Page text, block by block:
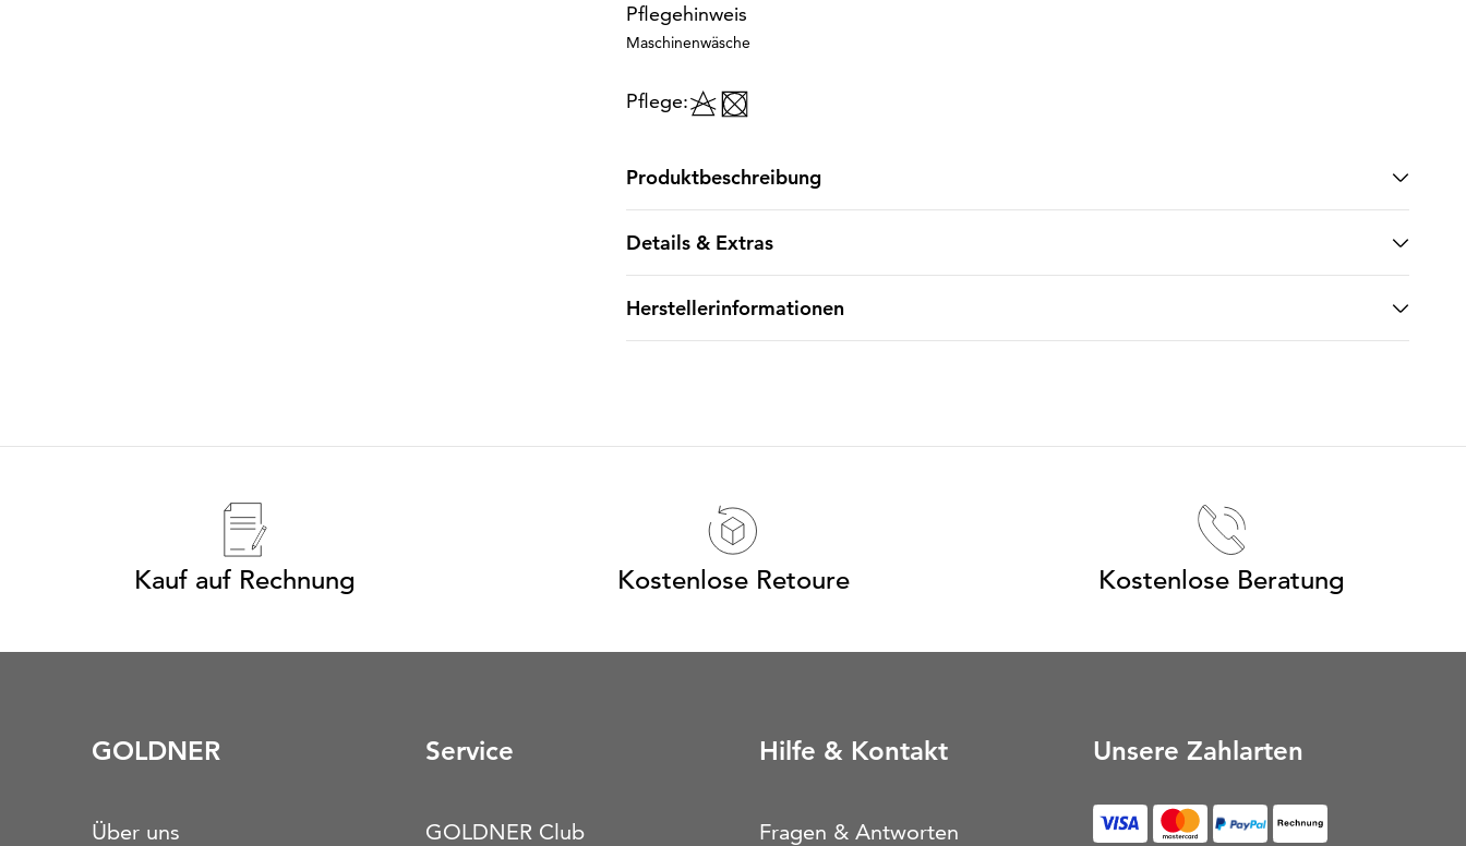
Pflegehinweis
Maschinenwäsche
Pflege:
Produktbeschreibung
Details & Extras
Herstellerinformationen
Kauf auf Rechnung Kostenlose Retoure Kostenlose Beratung
GOLDNER
Über uns
Service
GOLDNER Club
Hilfe & Kontakt
Fragen & Antworten
Unsere Zahlarten